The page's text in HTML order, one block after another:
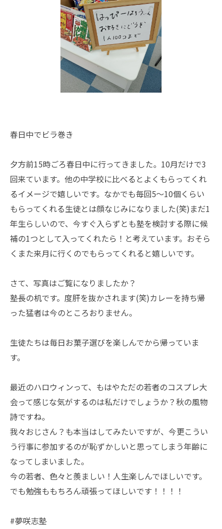
春日中でビラ巻き
夕方前15時ごろ春日中に行ってきました。10月だけで3
回来ています。他の中学校に比べるとよくもらってくれ
るイメージで嬉しいです。なかでも毎回5～10個くらい
もらってくれる生徒とは顔なじみになりました(笑)まだ1
年生らしいので、今すぐ入らずとも塾を検討する際に候
補の1つとして入ってくれたら！と考えています。おそら
くまた来月に行くのでもらってくれると嬉しいです。
さて、写真はご覧になりましたか？
塾長の机です。度肝を抜かされます(笑)カレーを持ち帰
った猛者は今のところおりません。
生徒たちは毎日お菓子選びを楽しんでから帰っていま
す。
最近のハロウィンって、もはやただの若者のコスプレ大
会って感じな気がするのは私だけでしょうか？秋の風物
詩ですね。
我々おじさん？も本当はしてみたいですが、今更こうい
う行事に参加するのが恥ずかしいと思ってしまう年齢に
なってしまいました。
今の若者、色々と羨ましい！人生楽しんでほしいです。
でも勉強ももちろん頑張ってほしいです！！！！
#夢咲志塾